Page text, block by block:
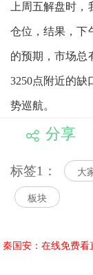
上周五解盘时
仓位，结果，下
的预期，市场总
3250点附近的
势巡航。
分享
标签1： 大
板块
秦国安：在线免费看